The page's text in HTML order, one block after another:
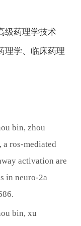
级药理学技术
理学、临床药理
bin, zhou
ros-mediated
activation are
in neuro-2a
bin, xu